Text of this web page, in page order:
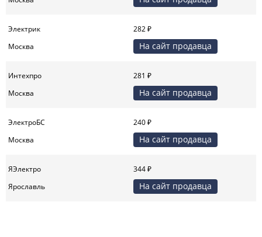
Электрик
282 ₽
Москва
На сайт продавца
Интехпро
281 ₽
Москва
На сайт продавца
ЭлектроБС
240 ₽
Москва
На сайт продавца
ЯЭлектро
344 ₽
Ярославль
На сайт продавца